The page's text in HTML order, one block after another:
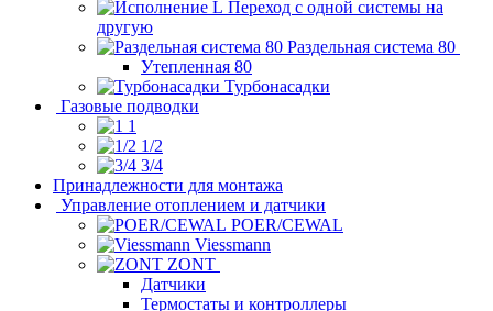
Переход с одной системы на
другую
Раздельная система 80
Утепленная 80
Турбонасадки
Газовые подводки
1
1/2
3/4
Принадлежности для монтажа
Управление отоплением и датчики
POER/CEWAL
Viessmann
ZONT
Датчики
Термостаты и контроллеры